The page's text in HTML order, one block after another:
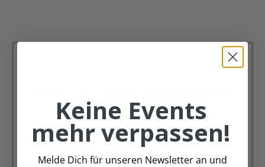
Immer schön, immer aktuell.
Trag Dich für unseren Newsletter ein &
verpasse keine Angebote mehr
Keine Events
mehr verpassen!
Melde Dich für unseren Newsletter an und